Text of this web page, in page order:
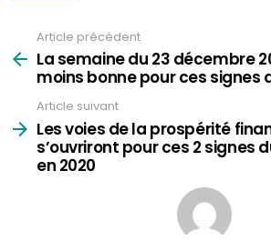
plus
Article précédent
La semaine du 23 décembre
moins bonne pour ces signes
Article suivant
Les voies de la prospérité
s’ouvriront pour ces 2 signes
en 2020